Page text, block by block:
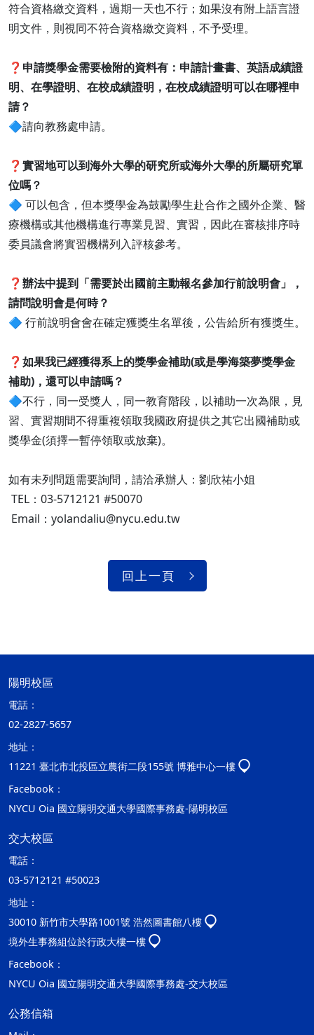
符合資格繳交資料，過期一天也不行；如果沒有附上語言證
明文件，則視同不符合資格繳交資料，不予受理。
❓ 申請獎學金需要檢附的資料有：申請計畫書、英語成績證
明、在學證明、在校成績證明，在校成績證明可以在哪裡申
請？
🔷請向教務處申請。
❓ 實習地可以到海外大學的研究所或海外大學的所屬研究單
位嗎？
🔷 可以包含，但本獎學金為鼓勵學生赴合作之國外企業、醫
療機構或其他機構進行專業見習、實習，因此在審核排序時
委員議會將實習機構列入評核參考。
❓ 辦法中提到「需要於出國前主動報名參加行前說明會」，
請問說明會是何時？
🔷 行前說明會會在確定獲獎生名單後，公告給所有獲獎生。
❓ 如果我已經獲得系上的獎學金補助(或是學海築夢獎學金
補助)，還可以申請嗎？
🔷不行，同一受獎人，同一教育階段，以補助一次為限，見
習、實習期間不得重複領取我國政府提供之其它出國補助或
獎學金(須擇一暫停領取或放棄)。
如有未列問題需要詢問，請洽承辦人：劉欣祐小姐
TEL：03-5712121 #50070
Email：yolandaliu@nycu.edu.tw
回上一頁
陽明校區
電話：
02-2827-5657
地址：
11221 臺北市北投區立農街二段155號 博雅中心一樓
Facebook：
NYCU Oia 國立陽明交通大學國際事務處-陽明校區
交大校區
電話：
03-5712121 #50023
地址：
30010 新竹市大學路1001號 浩然圖書館八樓
境外生事務組位於行政大樓一樓
Facebook：
NYCU Oia 國立陽明交通大學國際事務處-交大校區
公務信箱